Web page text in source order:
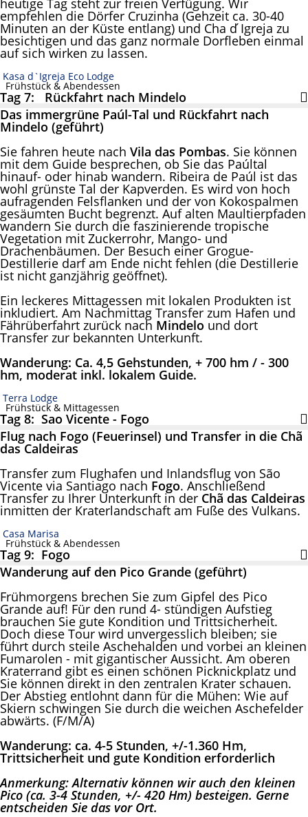
heutige Tag steht zur freien Verfügung. Wir
empfehlen die Dörfer Cruzinha (Gehzeit ca. 30-40
Minuten an der Küste entlang) und Cha d ́Igreja zu
besichtigen und das ganz normale Dorfleben einmal
auf sich wirken zu lassen.
Kasa d`Igreja Eco Lodge
Frühstück & Abendessen
Tag 7: Rückfahrt nach Mindelo
Das immergrüne Paúl-Tal und Rückfahrt nach
Mindelo (geführt)
Sie fahren heute nach Vila das Pombas. Sie können
mit dem Guide besprechen, ob Sie das Paúltal
hinauf- oder hinab wandern. Ribeira de Paúl ist das
wohl grünste Tal der Kapverden. Es wird von hoch
aufragenden Felsflanken und der von Kokospalmen
gesäumten Bucht begrenzt. Auf alten Maultierpfaden
wandern Sie durch die faszinierende tropische
Vegetation mit Zuckerrohr, Mango- und
Drachenbäumen. Der Besuch einer Grogue-
Destillerie darf am Ende nicht fehlen (die Destillerie
ist nicht ganzjährig geöffnet).
Ein leckeres Mittagessen mit lokalen Produkten ist
inkludiert. Am Nachmittag Transfer zum Hafen und
Fährüberfahrt zurück nach Mindelo und dort
Transfer zur bekannten Unterkunft.
Wanderung: Ca. 4,5 Gehstunden, + 700 hm / - 300
hm, moderat inkl. lokalem Guide.
Terra Lodge
Frühstück & Mittagessen
Tag 8: Sao Vicente - Fogo
Flug nach Fogo (Feuerinsel) und Transfer in die Chã
das Caldeiras
Transfer zum Flughafen und Inlandsflug von São
Vicente via Santiago nach Fogo. Anschließend
Transfer zu Ihrer Unterkunft in der Chã das Caldeiras
inmitten der Kraterlandschaft am Fuße des Vulkans.
Casa Marisa
Frühstück & Abendessen
Tag 9: Fogo
Wanderung auf den Pico Grande (geführt)
Frühmorgens brechen Sie zum Gipfel des Pico
Grande auf! Für den rund 4- stündigen Aufstieg
brauchen Sie gute Kondition und Trittsicherheit.
Doch diese Tour wird unvergesslich bleiben; sie
führt durch steile Aschehalden und vorbei an kleinen
Fumarolen - mit gigantischer Aussicht. Am oberen
Kraterrand gibt es einen schönen Picknickplatz und
Sie können direkt in den zentralen Krater schauen.
Der Abstieg entlohnt dann für die Mühen: Wie auf
Skiern schwingen Sie durch die weichen Aschefelder
abwärts. (F/M/A)
Wanderung: ca. 4-5 Stunden, +/-1.360 Hm,
Trittsicherheit und gute Kondition erforderlich
Anmerkung: Alternativ können wir auch den kleinen
Pico (ca. 3-4 Stunden, +/- 420 Hm) besteigen. Gerne
entscheiden Sie das vor Ort.